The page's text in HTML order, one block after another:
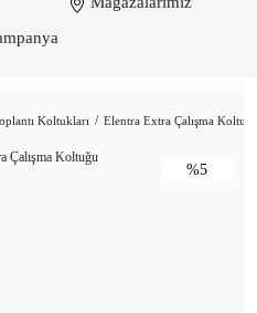
Koltukları Elentra Extra Çalışma
%5